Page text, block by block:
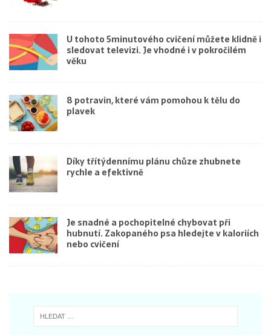
U tohoto 5minutového cvičení můžete klidně i
sledovat televizi. Je vhodné i v pokročilém
věku
8 potravin, které vám pomohou k tělu do
plavek
Díky třítýdennímu plánu chůze zhubnete
rychle a efektivně
Je snadné a pochopitelné chybovat při
hubnutí. Zakopaného psa hledejte v kaloriích
nebo cvičení